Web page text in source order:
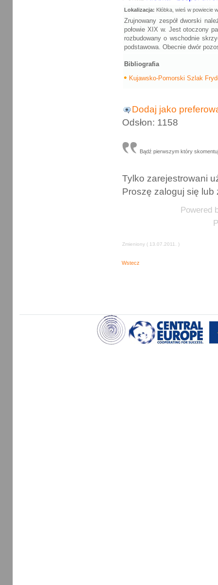
Lokalizacja: Kłóbka, wieś w powiecie
Zrujnowany zespół dworski
połowie XIX w. Jest otoczony
rozbudowany o wschodnie
podstawowa. Obecnie dwór
Bibliografia
Kujawsko-Pomorski Szlak
Dodaj jako
Odsłon: 1158
Bądź pierwszym który
Tylko zarejestrowani
Proszę zaloguj się lub
Powered
Zmieniony ( 13.07.2011. )
Wstecz